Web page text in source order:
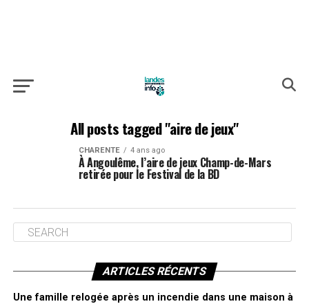
All posts tagged "aire de jeux"
CHARENTE 4 ans ago
À Angoulême, l’aire de jeux Champ-de-Mars
retirée pour le Festival de la BD
ARTICLES RÉCENTS
Une famille relogée après un incendie dans une maison à